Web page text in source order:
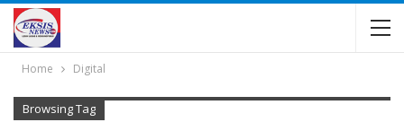
Home Digital
Browsing Tag